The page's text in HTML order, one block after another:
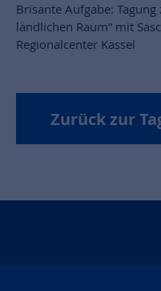
Brisante Aufgabe:
ländlichen Raum“ mit
Regionalcenter Kassel
Zurück zur